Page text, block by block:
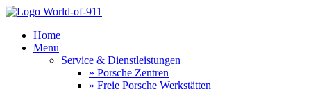
Home
Menu
Service & Dienstleistungen
» Porsche Zentren
» Freie Porsche Werkstätten